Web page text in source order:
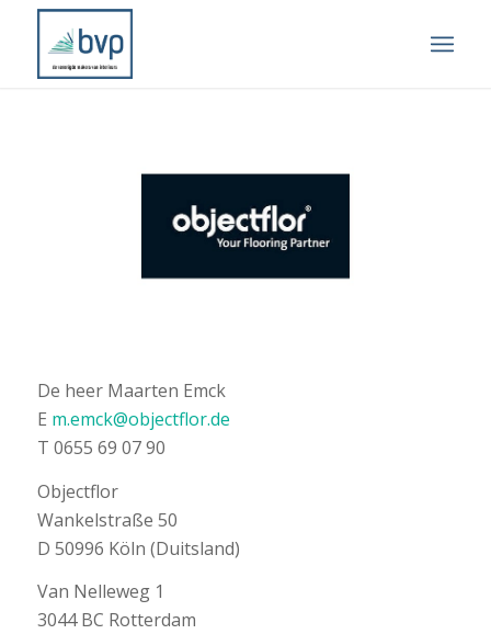
De heer Maarten Emck
E m.emck@objectflor.de
T 0655 69 07 90
Objectflor
Wankelstraße 50
D 50996 Köln (Duitsland)
Van Nelleweg 1
3044 BC Rotterdam